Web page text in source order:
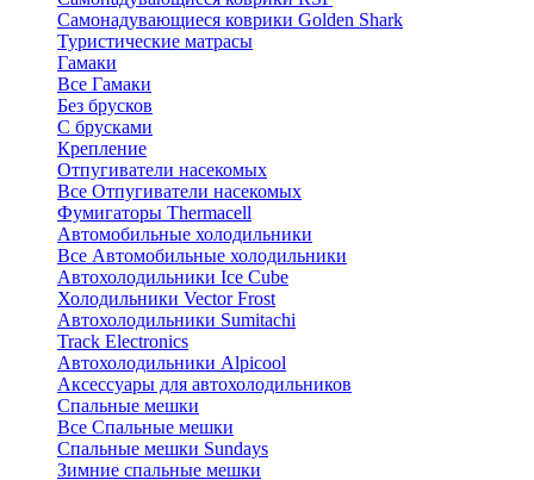
Самонадувающиеся коврики Golden Shark
Туристические матрасы
Гамаки
Все Гамаки
Без брусков
С брусками
Крепление
Отпугиватели насекомых
Все Отпугиватели насекомых
Фумигаторы Thermacell
Автомобильные холодильники
Все Автомобильные холодильники
Автохолодильники Ice Cube
Холодильники Vector Frost
Автохолодильники Sumitachi
Track Electronics
Автохолодильники Alpicool
Аксессуары для автохолодильников
Спальные мешки
Все Спальные мешки
Спальные мешки Sundays
Зимние спальные мешки